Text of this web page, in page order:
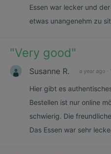
Essen war lecker und
etwas unangenehm zu
"Very good"
Susanne R. a year ago ·
Hier gibt es
Bestellen ist nur online
schwierig. Die
Das Essen war sehr